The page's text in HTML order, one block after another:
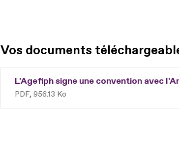
Vos documents
L'Agefiph signe une convention avec
PDF 956.13 Ko